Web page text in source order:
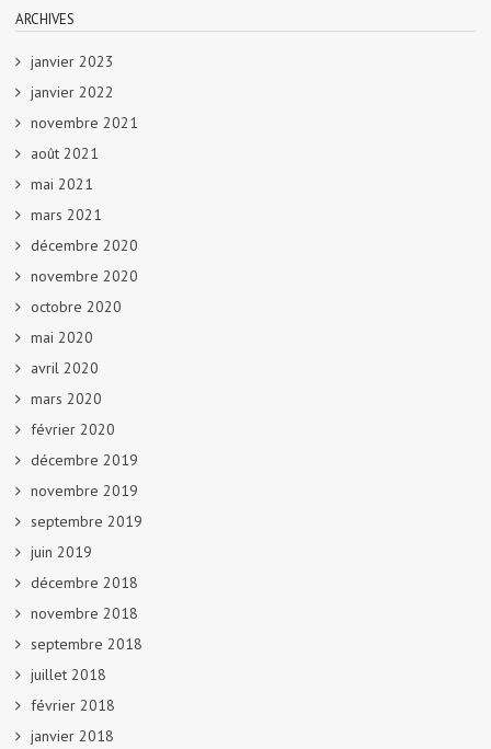
ARCHIVES
janvier 2023
janvier 2022
novembre 2021
août 2021
mai 2021
mars 2021
décembre 2020
novembre 2020
octobre 2020
mai 2020
avril 2020
mars 2020
février 2020
décembre 2019
novembre 2019
septembre 2019
juin 2019
décembre 2018
novembre 2018
septembre 2018
juillet 2018
février 2018
janvier 2018